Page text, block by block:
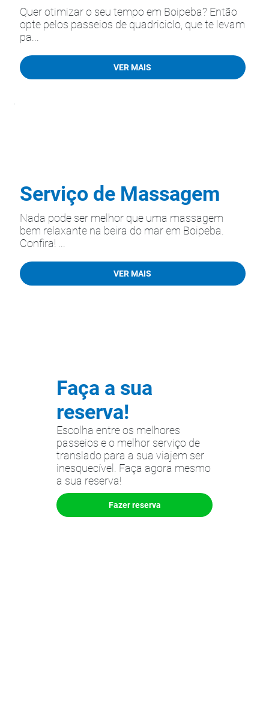
Quer otimizar o seu tempo em Boipeba? Então
opte pelos passeios de quadriciclo, que te levam
pa...
VER MAIS
Nada pode ser melhor que uma massagem
bem relaxante na beira do mar em Boipeba.
Confira! ...
Serviço de Massagem
VER MAIS
Faça a sua
reserva!
Escolha entre os melhores
passeios e o melhor serviço de
translado para a sua viajem ser
inesquecível. Faça agora mesmo
a sua reserva!
Fazer reserva